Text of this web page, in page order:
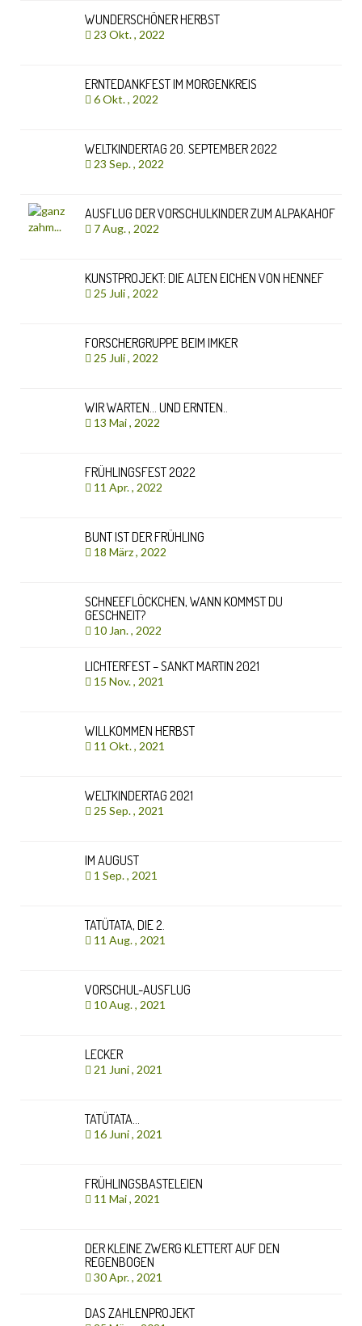
WUNDERSCHÖNER HERBST
23 Okt. , 2022
ERNTEDANKFEST IM MORGENKREIS
6 Okt. , 2022
WELTKINDERTAG 20. SEPTEMBER 2022
23 Sep. , 2022
AUSFLUG DER VORSCHULKINDER ZUM ALPAKAHOF
7 Aug. , 2022
KUNSTPROJEKT: DIE ALTEN EICHEN VON HENNEF
25 Juli , 2022
FORSCHERGRUPPE BEIM IMKER
25 Juli , 2022
WIR WARTEN… UND ERNTEN..
13 Mai , 2022
FRÜHLINGSFEST 2022
11 Apr. , 2022
BUNT IST DER FRÜHLING
18 März , 2022
SCHNEEFLÖCKCHEN, WANN KOMMST DU
GESCHNEIT?
10 Jan. , 2022
LICHTERFEST – SANKT MARTIN 2021
15 Nov. , 2021
WILLKOMMEN HERBST
11 Okt. , 2021
WELTKINDERTAG 2021
25 Sep. , 2021
IM AUGUST
1 Sep. , 2021
TATÜTATA, DIE 2.
11 Aug. , 2021
VORSCHUL-AUSFLUG
10 Aug. , 2021
LECKER
21 Juni , 2021
TATÜTATA…
16 Juni , 2021
FRÜHLINGSBASTELEIEN
11 Mai , 2021
DER KLEINE ZWERG KLETTERT AUF DEN
REGENBOGEN
30 Apr. , 2021
DAS ZAHLENPROJEKT